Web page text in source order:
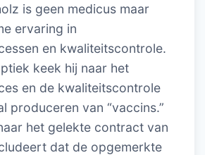
is geen medicus maar
ervaring in
en kwaliteitscontrole.
keek hij naar het
en de kwaliteitscontrole
produceren van “vaccins.”
het gelekte contract van
dat de opgemerkte